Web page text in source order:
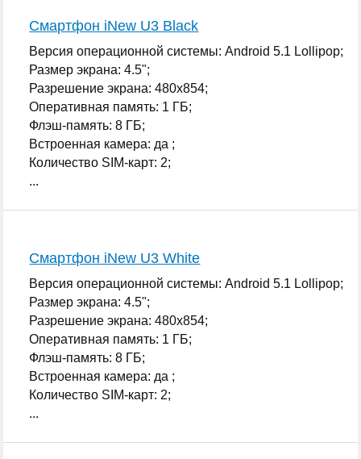
Смартфон iNew U3 Black
Версия операционной системы: Android 5.1 Lollipop;
Размер экрана: 4.5";
Разрешение экрана: 480x854;
Оперативная память: 1 ГБ;
Флэш-память: 8 ГБ;
Встроенная камера: да ;
Количество SIM-карт: 2;
...
Смартфон iNew U3 White
Версия операционной системы: Android 5.1 Lollipop;
Размер экрана: 4.5";
Разрешение экрана: 480x854;
Оперативная память: 1 ГБ;
Флэш-память: 8 ГБ;
Встроенная камера: да ;
Количество SIM-карт: 2;
...